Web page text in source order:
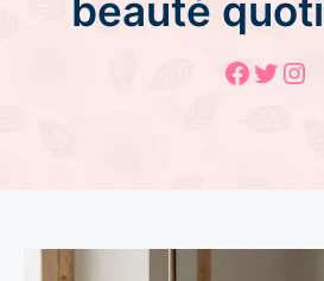
beauté